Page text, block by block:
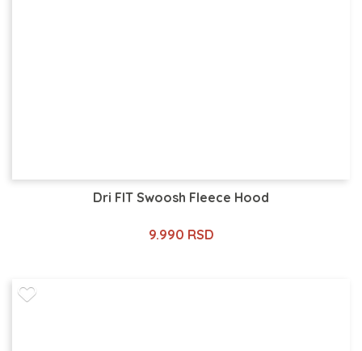
Dri FIT Swoosh Fleece Hood
9.990 RSD